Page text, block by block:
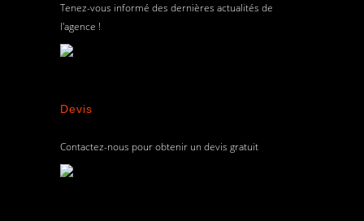
Tenez-vous informé des dernières actualités de
l'agence !
Devis
Contactez-nous pour obtenir un devis gratuit